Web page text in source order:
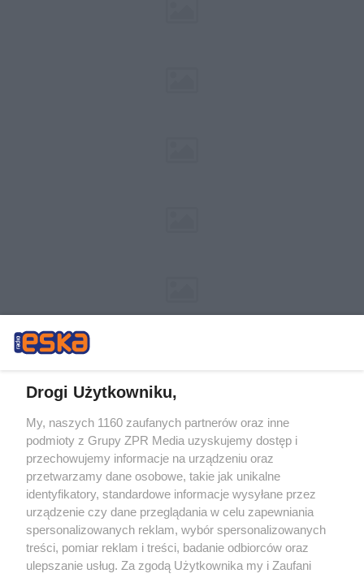
Żaden utwór zamieszczony w serwisie nie może być powielany i
rozpowszechniany lub dalej rozpowszechniany w jakikolwiek sposób (w
tym także elektroniczny lub mechaniczny) na jakimkolwiek polu
eksploatacji w jakiejkolwiek formie, włącznie z umieszczaniem w Internecie
bez pisemnej zgody właściciela praw. Jakiekolwiek użycie lub
wykorzystanie utworów w całości lub w części z naruszeniem prawa, tzn.
bez właściwej zgody, jest zabronione pod groźbą kary i może być ścigane
prawnie.
Drogi Użytkowniku,
My, naszych 1160 zaufanych partnerów oraz inne
podmioty z Grupy ZPR Media uzyskujemy dostęp i
przechowujemy informacje na urządzeniu oraz
przetwarzamy dane osobowe, takie jak unikalne
identyfikatory, standardowe informacje wysyłane przez
urządzenie czy dane przeglądania w celu zapewniania
spersonalizowanych reklam, wybór spersonalizowanych
treści, pomiar reklam i treści, badanie odbiorców oraz
ulepszanie usług. Za zgodą Użytkownika my i Zaufani